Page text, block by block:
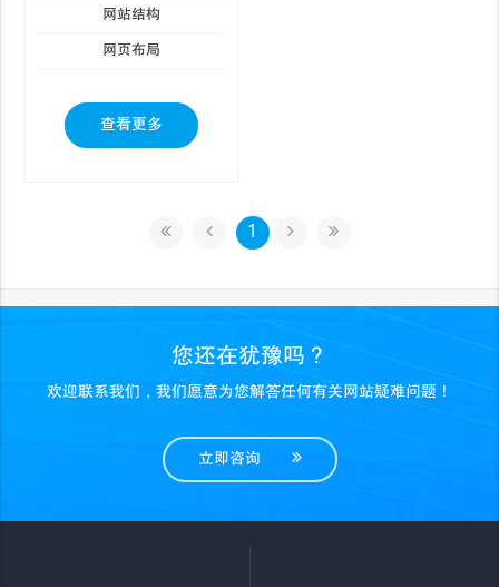
网站结构
网页布局
查看更多
1
您还在犹豫吗？
欢迎联系我们，我们愿意为您解答任何有关网站疑难问题！
立即咨询